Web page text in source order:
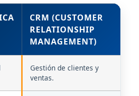
CRM (CUSTOMER
RELATIONSHIP
MANAGEMENT)
Gestión de clientes y
ventas.